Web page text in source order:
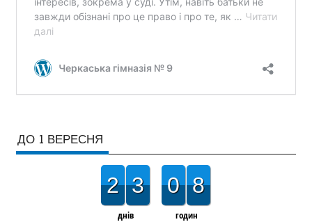
ДО 1 ВЕРЕСНЯ
2 3
днів
0 8
годин